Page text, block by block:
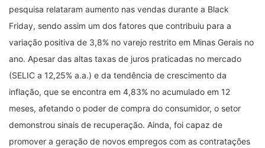
pesquisa relataram aumento nas vendas durante a Black
Friday, sendo assim um dos fatores que contribuiu para a
variação positiva de 3,8% no varejo restrito em Minas Gerais no
ano. Apesar das altas taxas de juros praticadas no mercado
(SELIC a 12,25% a.a.) e da tendência de crescimento da
inflação, que se encontra em 4,83% no acumulado em 12
meses, afetando o poder de compra do consumidor, o setor
demonstrou sinais de recuperação. Ainda, foi capaz de
promover a geração de novos empregos com as contratações